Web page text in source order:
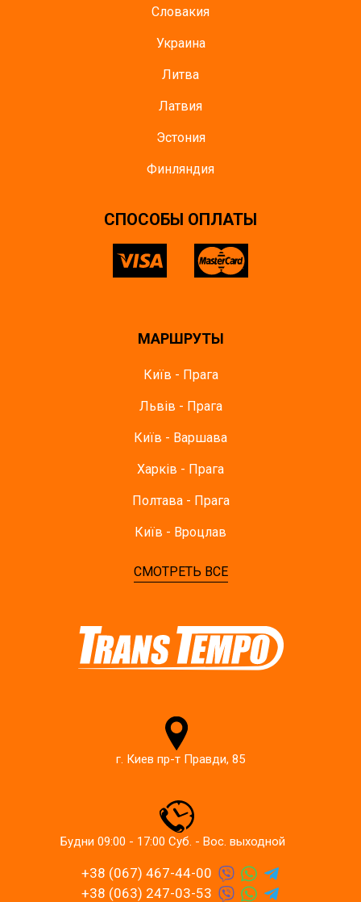
Словакия
Украина
Литва
Латвия
Эстония
Финляндия
CПОСОБЫ ОПЛАТЫ
МАРШРУТЫ
Київ - Прага
Львів - Прага
Київ - Варшава
Харків - Прага
Полтава - Прага
Київ - Вроцлав
СМОТРЕТЬ ВСЕ
г. Киев пр-т Правди, 85
Будни 09:00 - 17:00 Суб. - Вос. выходной
+38 (067) 467-44-00
+38 (063) 247-03-53